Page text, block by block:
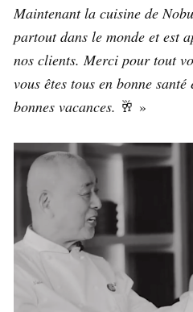
Maintenant la cuisine de
partout dans le monde et est
nos clients. Merci pour tout
vous êtes tous en bonne santé
bonnes vacances. 🥂 »